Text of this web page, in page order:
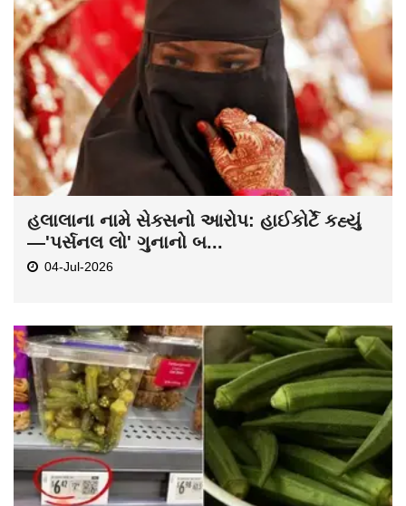
હલાલાના નામે સેક્સનો આરોપ: હાઈકોર્ટે કહ્યું
—'પર્સનલ લો' ગુનાનો બ...
04-Jul-2026